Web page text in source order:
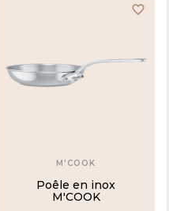
favorite_border
M'COOK
Poêle en inox
M'COOK